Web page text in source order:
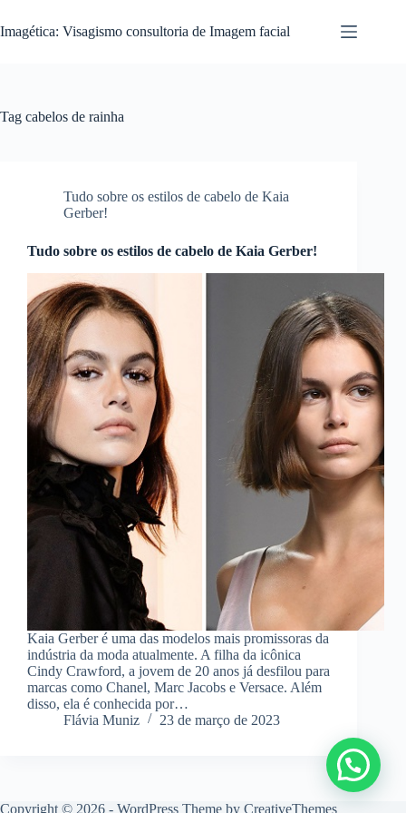
para
o
Imagética: Visagismo consultoria de Imagem facial
Tag cabelos de rainha
Tudo sobre os estilos de cabelo de Kaia
Gerber!
Tudo sobre os estilos de cabelo de Kaia Gerber!
Kaia Gerber é uma das modelos mais promissoras da
indústria da moda atualmente. A filha da icônica
Cindy Crawford, a jovem de 20 anos já desfilou para
marcas como Chanel, Marc Jacobs e Versace. Além
disso, ela é conhecida por…
Flávia Muniz
23 de março de 2023
Copyright © 2026 - WordPress Theme by CreativeThemes